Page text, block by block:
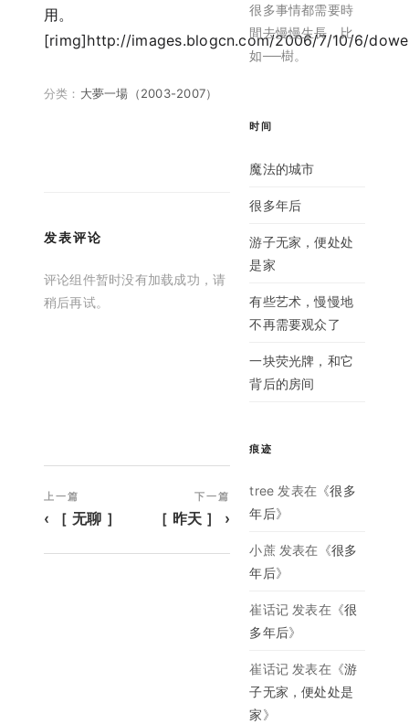
用。
[rimg]http://images.blogcn.com/2006/7/10/6/
分类： 大夢一場（2003-2007）
发表评论
评论组件暂时没有加载成功，请
稍后再试。
文章导航
上一篇
‹ ［ 无聊 ］
下一篇
［ 昨天 ］ ›
很多事情都需要時
間去慢慢生長，比
如──樹。
时间
魔法的城市
很多年后
游子无家，便处处
是家
有些艺术，慢慢地
不再需要观众了
一块荧光牌，和它
背后的房间
痕迹
tree 发表在《很多
年后》
小蔗发表在《很多
年后》
崔话记 发表在《很
多年后》
崔话记 发表在《游
子无家，便处处是
家》